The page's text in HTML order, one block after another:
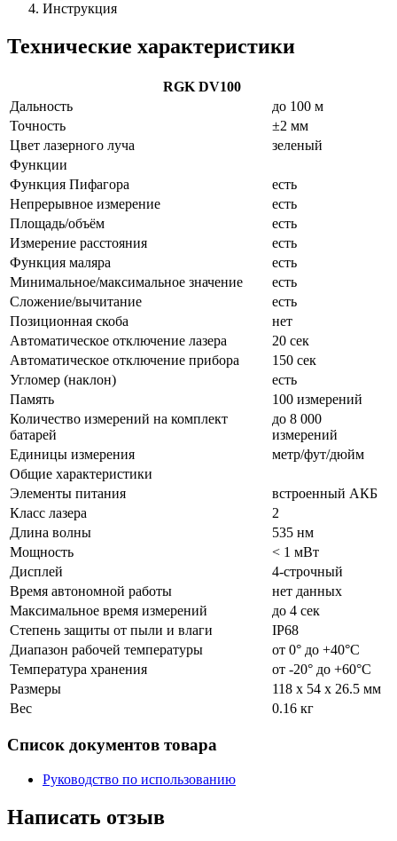
Инструкция
Технические характеристики
RGK DV100
Дальность
до 100 м
Точность
±2 мм
Цвет лазерного луча
зеленый
Функции
Функция Пифагора
есть
Непрерывное измерение
есть
Площадь/объём
есть
Измерение расстояния
есть
Функция маляра
есть
Минимальное/максимальное значение
есть
Сложение/вычитание
есть
Позиционная скоба
нет
Автоматическое отключение лазера
20 сек
Автоматическое отключение прибора
150 сек
Угломер (наклон)
есть
Память
100 измерений
Количество измерений на комплект
батарей
до 8 000
измерений
Единицы измерения
метр/фут/дюйм
Общие характеристики
Элементы питания
встроенный АКБ
Класс лазера
2
Длина волны
535 нм
Мощность
< 1 мВт
Дисплей
4-строчный
Время автономной работы
нет данных
Максимальное время измерений
до 4 сек
Степень защиты от пыли и влаги
IP68
Диапазон рабочей температуры
от 0° до +40°С
Температура хранения
от -20° до +60°С
Размеры
118 х 54 х 26.5 мм
Вес
0.16 кг
Список документов товара
Руководство по использованию
Написать отзыв